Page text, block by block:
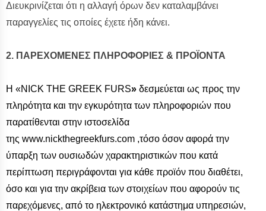
Διευκρινίζεται ότι η αλλαγή όρων δεν καταλαμβάνει
παραγγελίες τις οποίες έχετε ήδη κάνει.
2. ΠΑΡΕΧΟΜΕΝΕΣ ΠΛΗΡΟΦΟΡΙΕΣ & ΠΡΟΪΟΝΤΑ
H «ΝICK THE GREEK FURS» δεσμεύεται ως προς την
πληρότητα και την εγκυρότητα των πληροφοριών που
παρατίθενται στην ιστοσελίδα
της www.nickthegreekfurs.com ,τόσο όσον αφορά την
ύπαρξη των ουσιωδών χαρακτηριστικών που κατά
περίπτωση περιγράφονται για κάθε προϊόν που διαθέτει,
όσο και για την ακρίβεια των στοιχείων που αφορούν τις
παρεχόμενες, από το ηλεκτρονικό κατάστημα υπηρεσιών,